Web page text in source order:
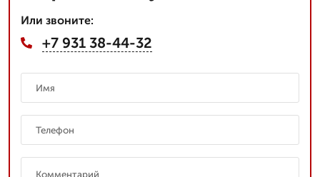
Или звоните:
+7 931 38-44-32